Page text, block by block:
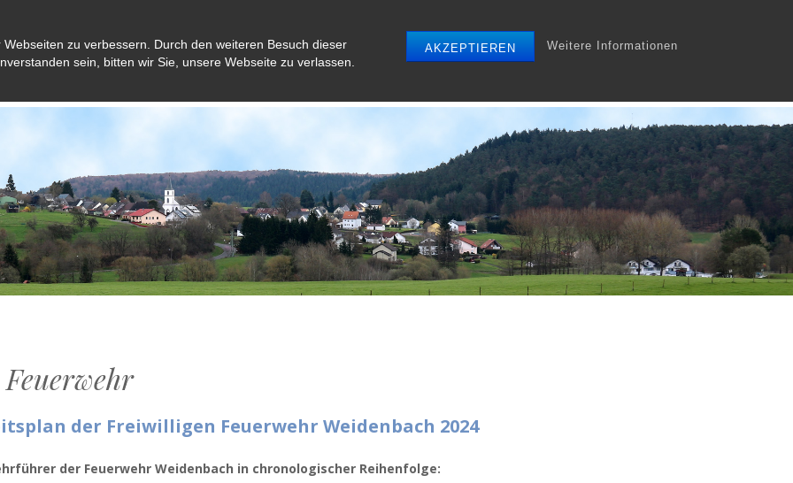
zu verbessern. Durch den weiteren Besuch dieser
sein, bitten wir Sie, unsere Webseite zu verlassen.
AKZEPTIEREN Weitere Informationen
Aktuelles Gemeinde Bürger
der Freiwilligen Feuerwehr Weidenbach 2024
der Feuerwehr Weidenbach in chronologischer Reihenfolge: